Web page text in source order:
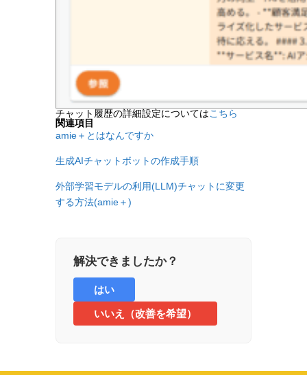
チャット履歴の詳細設定についてはこちら
関連項目
amie＋とはなんですか
生成AIチャットボットの作成手順
外部学習モデルの利用(LLM)チャットに変更
する方法(amie＋)
解決できましたか？
はい
いいえ（改善を希望）